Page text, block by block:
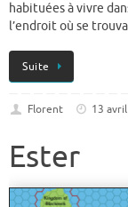
habituées à vivre
l’endroit où se
Suite
Florent 13
Ester